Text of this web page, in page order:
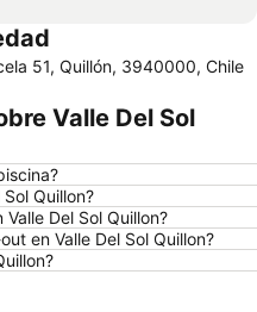
51, Quillón, 3940000, Chile
Valle Del Sol
Quillon?
Del Sol Quillon?
en Valle Del Sol Quillon?